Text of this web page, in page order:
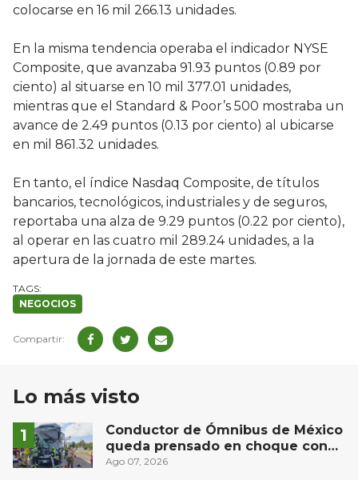
colocarse en 16 mil 266.13 unidades.
En la misma tendencia operaba el indicador NYSE
Composite, que avanzaba 91.93 puntos (0.89 por
ciento) al situarse en 10 mil 377.01 unidades,
mientras que el Standard & Poor’s 500 mostraba un
avance de 2.49 puntos (0.13 por ciento) al ubicarse
en mil 861.32 unidades.
En tanto, el índice Nasdaq Composite, de títulos
bancarios, tecnológicos, industriales y de seguros,
reportaba una alza de 9.29 puntos (0.22 por ciento),
al operar en las cuatro mil 289.24 unidades, a la
apertura de la jornada de este martes.
NEGOCIOS
Lo más visto
Conductor de Ómnibus de México
queda prensado en choque con
materialista en San Juan del Río
Ago 07, 2026